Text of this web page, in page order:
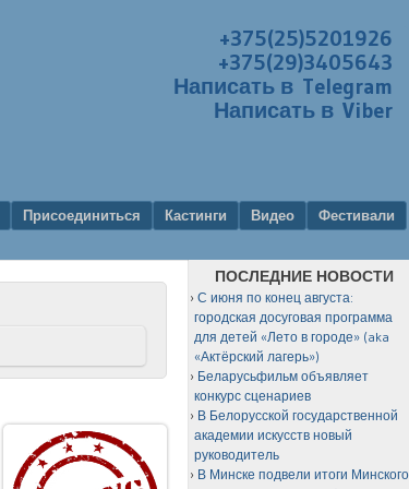
+375(25)5201926
+375(29)3405643
Написать в Telegram
Написать в Viber
Присоединиться Кастинги Видео
Фестивали
ПОСЛЕДНИЕ НОВОСТИ
С июня по конец августа:
городская досуговая программа
для детей «Лето в городе» (aka
«Актёрский лагерь»)
Беларусьфильм объявляет
конкурс сценариев
В Белорусской государственной
академии искусств новый
руководитель
В Минске подвели итоги Минского